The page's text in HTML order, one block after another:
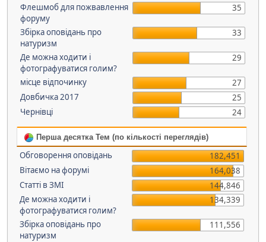
Флешмоб для пожвавлення
форуму
35
Збірка оповідань про
натуризм
33
Де можна ходити і
фотографуватися голим?
29
місце відпочинку
27
Довбичка 2017
25
Чернівці
24
Перша десятка Тем (по кількості переглядів)
Обговорення оповідань
182,451
Вітаємо на форумі
164,038
Статті в ЗМІ
144,846
Де можна ходити і
фотографуватися голим?
134,339
Збірка оповідань про
натуризм
111,556